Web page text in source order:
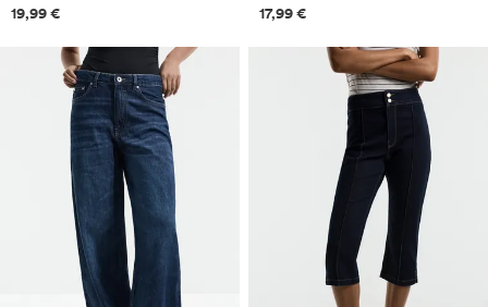
Informazioni sui prezzi
19,99 € Informazioni sui prezzi
17,99 €